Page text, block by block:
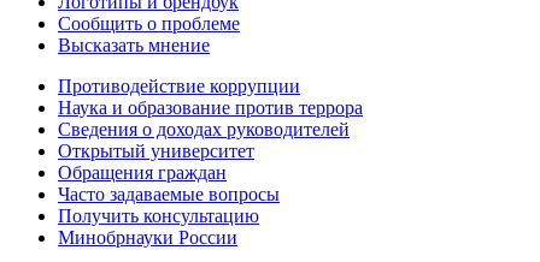
Сообщить о проблеме
Высказать мнение
Противодействие коррупции
Наука и образование против террора
Сведения о доходах руководителей
Открытый университет
Обращения граждан
Часто задаваемые вопросы
Получить консультацию
Минобрнауки России